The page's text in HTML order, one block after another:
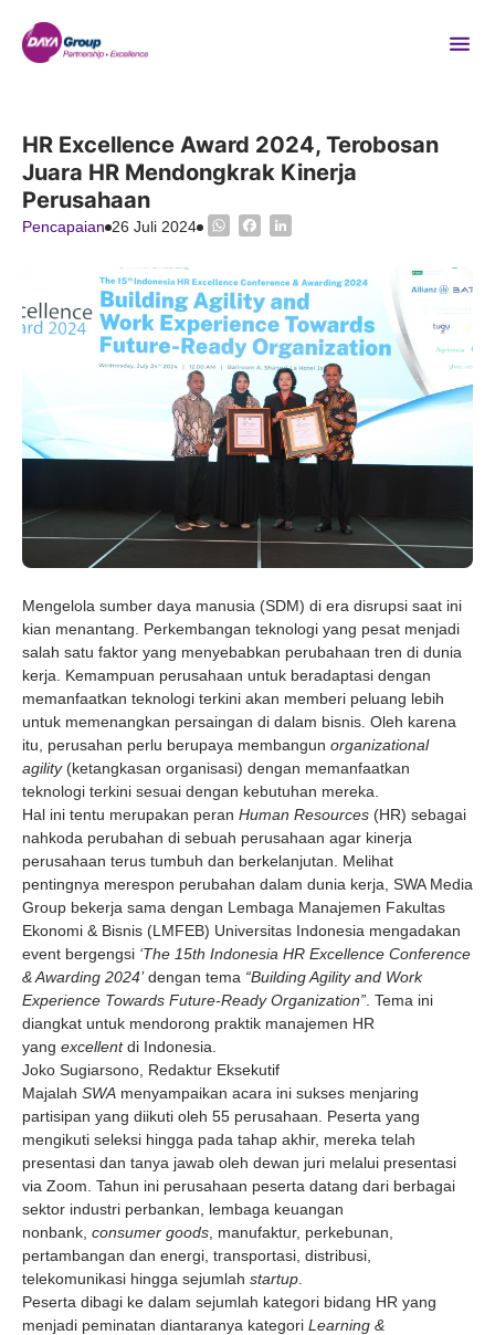
HR Excellence Award 2024, Terobosan
Juara HR Mendongkrak Kinerja
Perusahaan
Pencapaian 26 Juli 2024 WhatsApp
Facebook
Mengelola sumber daya manusia (SDM) di era disrupsi saat ini
kian menantang. Perkembangan teknologi yang pesat menjadi
salah satu faktor yang menyebabkan perubahaan tren di dunia
kerja. Kemampuan perusahaan untuk beradaptasi dengan
memanfaatkan teknologi terkini akan memberi peluang lebih
untuk memenangkan persaingan di dalam bisnis. Oleh karena
itu, perusahan perlu berupaya membangun organizational
agility(ketangkasan organisasi) dengan memanfaatkan
teknologi terkini sesuai dengan kebutuhan mereka.
Hal ini tentu merupakan peran Human Resources (HR) sebagai
nahkoda perubahan di sebuah perusahaan agar kinerja
perusahaan terus tumbuh dan berkelanjutan. Melihat
pentingnya merespon perubahan dalam dunia kerja, SWA Media
Group bekerja sama dengan Lembaga Manajemen Fakultas
Ekonomi & Bisnis (LMFEB) Universitas Indonesia mengadakan
event bergengsi ‘The 15th Indonesia HR Excellence Conference
& Awarding 2024’dengan tema “Building Agility and Work
Experience Towards Future-Ready Organization” . Tema ini
diangkat untuk mendorong praktik manajemen HR
yang excellentdi Indonesia.
Joko Sugiarsono, Redaktur Eksekutif
Majalah SWA menyampaikan acara ini sukses menjaring
partisipan yang diikuti oleh 55 perusahaan. Peserta yang
mengikuti seleksi hingga pada tahap akhir, mereka telah
presentasi dan tanya jawab oleh dewan juri melalui presentasi
via Zoom. Tahun ini perusahaan peserta datang dari berbagai
sektor industri perbankan, lembaga keuangan
nonbank, consumer goods , manufaktur, perkebunan,
pertambangan dan energi, transportasi, distribusi,
telekomunikasi hingga sejumlah startup
Peserta dibagi ke dalam sejumlah kategori bidang HR yang
menjadi peminatan diantaranya kategori Learning &